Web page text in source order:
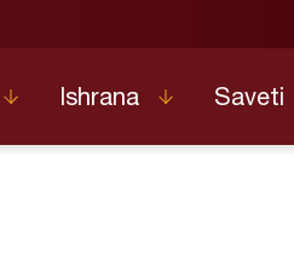
Ishrana Saveti